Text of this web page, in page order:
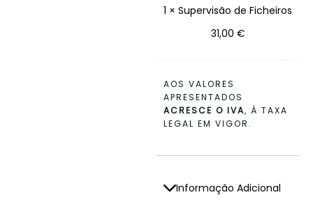
S
Ã
F
I
C
H
S
1 × Supervisão de Ficheiros
31,00 €
AOS VALORES
APRESENTADOS
ACRESCE O IVA, À TAXA
LEGAL EM VIGOR.
Informação Adicional